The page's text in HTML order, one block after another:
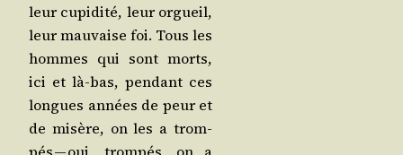
leur cupi­di­té, leur orgueil,
leur mau­vaise foi. Tous les
hommes qui sont morts,
ici et là-bas, pen­dant ces
longues années de peur et
de misère, on les a trom­